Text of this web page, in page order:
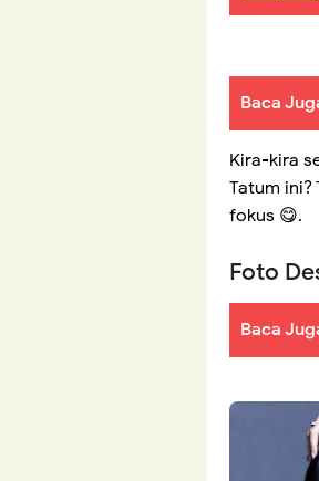
Baca
Kira-kira
Tatum ini?
fokus 😋.
Foto
Baca